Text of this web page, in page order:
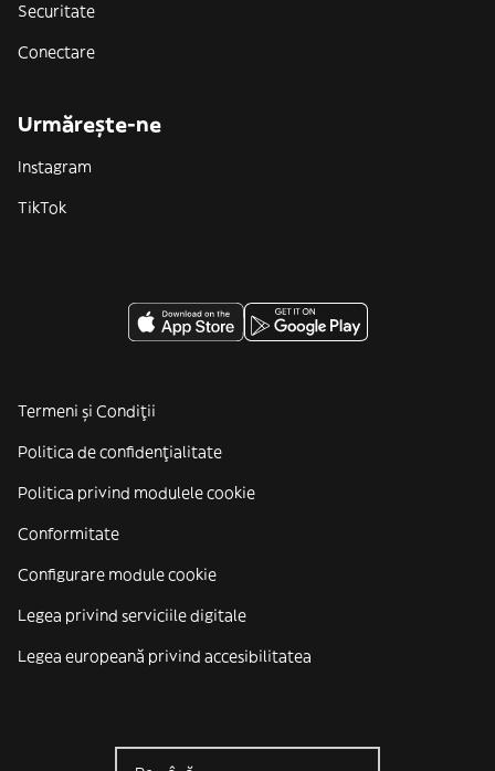
Securitate
Conectare
Urmărește-ne
Instagram
TikTok
Termeni și Condiții
Politica de confidenţialitate
Politica privind modulele cookie
Conformitate
Configurare module cookie
Legea privind serviciile digitale
Legea europeană privind accesibilitatea